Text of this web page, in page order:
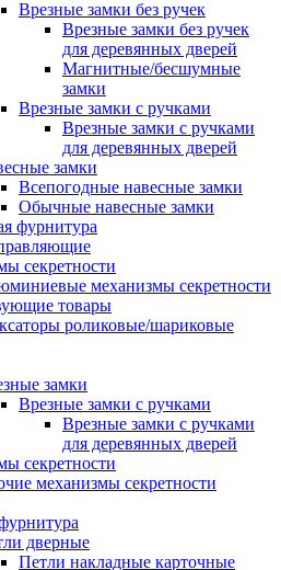
Врезные замки без ручек
Врезные замки без ручек
для деревянных дверей
Магнитные/бесшумные
замки
Врезные замки с ручками
Врезные замки с ручками
для деревянных дверей
замки
Всепогодные навесные замки
Обычные навесные замки
фурнитура
секретности
механизмы секретности
товары
роликовые/шариковые
замки
Врезные замки с ручками
Врезные замки с ручками
для деревянных дверей
секретности
механизмы секретности
дверные
Петли накладные карточные